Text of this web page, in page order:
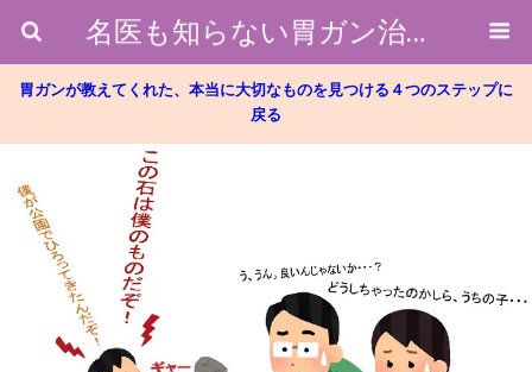
名医も知らない胃ガン治療のホントのところ
胃ガンが教えてくれた、本当に大切なものを見つける４つのステップに
戻る